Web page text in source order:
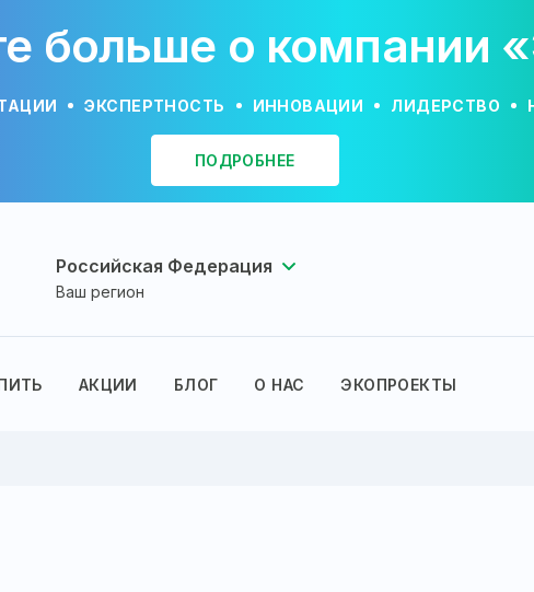
больше о компании
ЭКСПЕРТНОСТЬ ИННОВАЦИИ ЛИДЕРСТВО
ПОДРОБНЕЕ
Российская Федерация
Ваш регион
АКЦИИ БЛОГ О НАС ЭКОПРОЕКТЫ